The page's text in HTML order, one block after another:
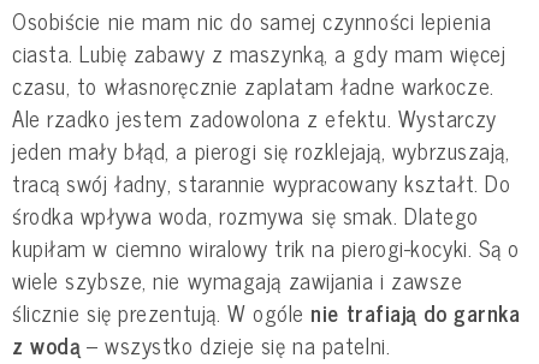
Osobiście nie mam nic do samej czynności lepienia
ciasta. Lubię zabawy z maszynką, a gdy mam więcej
czasu, to własnoręcznie zaplatam ładne warkocze.
Ale rzadko jestem zadowolona z efektu. Wystarczy
jeden mały błąd, a pierogi się rozklejają, wybrzuszają,
tracą swój ładny, starannie wypracowany kształt. Do
środka wpływa woda, rozmywa się smak. Dlatego
kupiłam w ciemno wiralowy trik na pierogi-kocyki. Są o
wiele szybsze, nie wymagają zawijania i zawsze
ślicznie się prezentują. W ogóle nie trafiają do garnka
z wodą – wszystko dzieje się na patelni.